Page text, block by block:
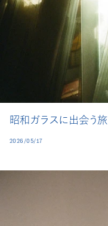
昭和ガラスに出会う旅
2026/05/17